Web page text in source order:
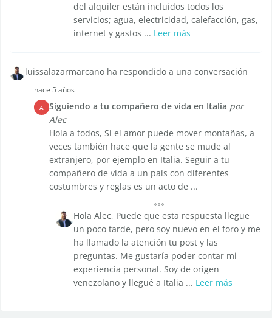
del alquiler están incluidos todos los
servicios; agua, electricidad, calefacción, gas,
internet y gastos ... Leer más
luissalazarmarcano ha respondido a una conversación
hace 5 años
A Siguiendo a tu compañero de vida en Italia por
Alec
Hola a todos, Si el amor puede mover montañas, a
veces también hace que la gente se mude al
extranjero, por ejemplo en Italia. Seguir a tu
compañero de vida a un país con diferentes
costumbres y reglas es un acto de ...
Hola Alec, Puede que esta respuesta llegue
un poco tarde, pero soy nuevo en el foro y me
ha llamado la atención tu post y las
preguntas. Me gustaría poder contar mi
experiencia personal. Soy de origen
venezolano y llegué a Italia ... Leer más